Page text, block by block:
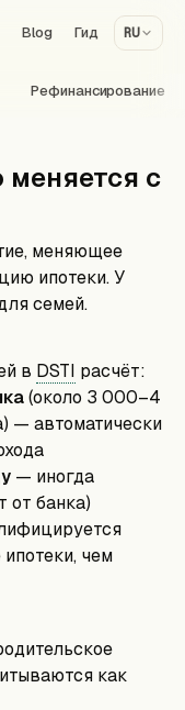
Blog Гид RU
Рефинансирование
меняется с
меняющее
ипотеки. У
семей.
в DSTI расчёт:
(около 3 000–4
— автоматически
— иногда
от банка)
чем
как